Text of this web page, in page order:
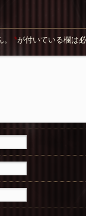
。 *が付いている欄は